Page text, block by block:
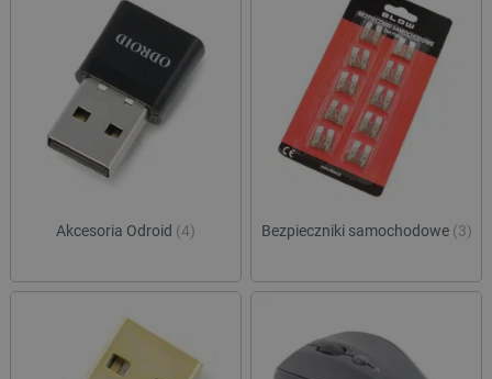
Akcesoria Odroid (4) Bezpieczniki samochodowe (3)